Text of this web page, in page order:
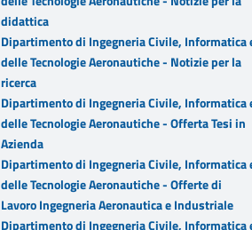
didattica
Dipartimento di Ingegneria Civile, Informatica
delle Tecnologie Aeronautiche - Notizie per la
ricerca
Dipartimento di Ingegneria Civile, Informatica
delle Tecnologie Aeronautiche - Offerta Tesi in
Azienda
Dipartimento di Ingegneria Civile, Informatica
delle Tecnologie Aeronautiche - Offerte di
Lavoro Ingegneria Aeronautica e Industriale
Dipartimento di Ingegneria Civile, Informatica